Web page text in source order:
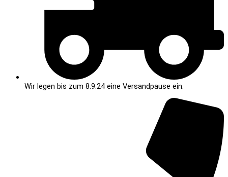
Wir legen bis zum 8.9.24 eine Versandpause ein.